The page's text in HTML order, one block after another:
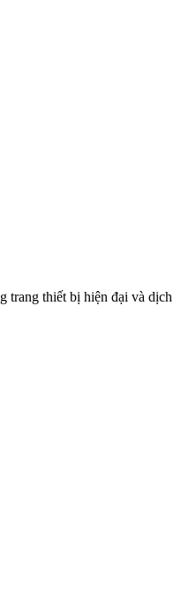
trang thiết bị hiện đại và dịch